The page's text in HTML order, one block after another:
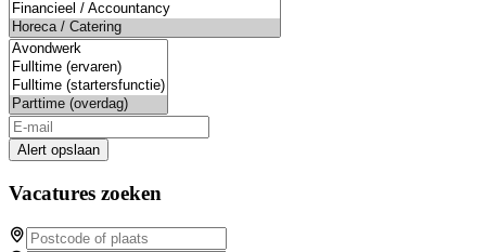
Alert opslaan
Vacatures zoeken